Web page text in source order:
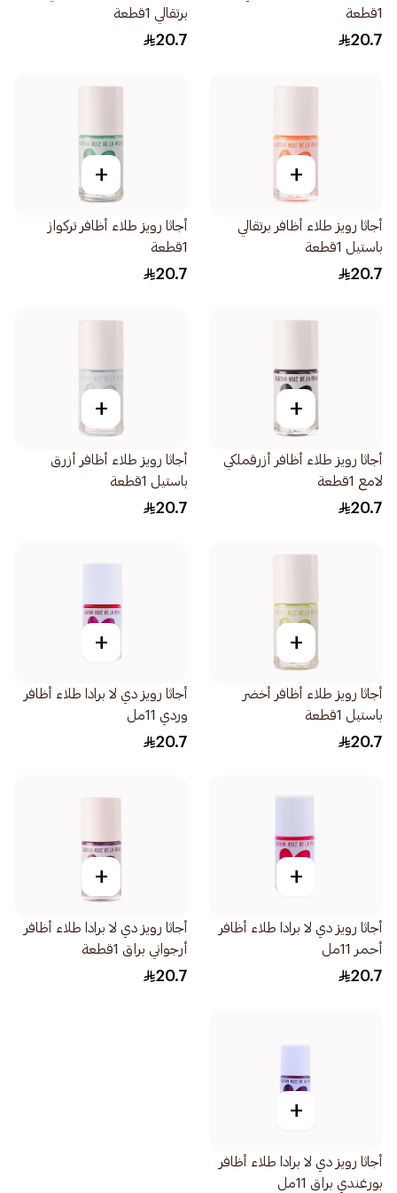
1قطعة
20.7
برتقالي 1قطعة
20.7
+
أجاثا رويز طلاء أظافر برتقالي
باستيل 1قطعة
20.7
+
أجاثا رويز طلاء أظافر تركواز
1قطعة
20.7
+
أجاثا رويز طلاء أظافر أزرقملكي
لامع 1قطعة
20.7
+
أجاثا رويز طلاء أظافر أزرق
باستيل 1قطعة
20.7
+
أجاثا رويز طلاء أظافر أخضر
باستيل 1قطعة
20.7
+
أجاثا رويز دي لا برادا طلاء أظافر
وردي 11مل
20.7
+
أجاثا رويز دي لا برادا طلاء أظافر
أحمر 11مل
20.7
+
أجاثا رويز دي لا برادا طلاء أظافر
أرجواني براق 1قطعة
20.7
+
أجاثا رويز دي لا برادا طلاء أظافر
بورغندي براق 11مل